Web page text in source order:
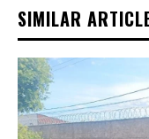
SIMILAR